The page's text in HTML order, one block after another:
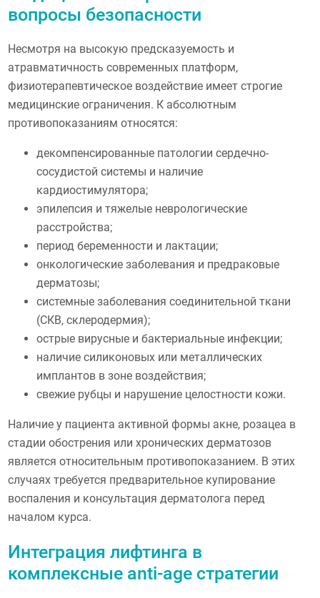
вопросы безопасности
Несмотря на высокую предсказуемость и
атравматичность современных платформ,
физиотерапевтическое воздействие имеет строгие
медицинские ограничения. К абсолютным
противопоказаниям относятся:
декомпенсированные патологии сердечно-
сосудистой системы и наличие
кардиостимулятора;
эпилепсия и тяжелые неврологические
расстройства;
период беременности и лактации;
онкологические заболевания и предраковые
дерматозы;
системные заболевания соединительной ткани
(СКВ, склеродермия);
острые вирусные и бактериальные инфекции;
наличие силиконовых или металлических
имплантов в зоне воздействия;
свежие рубцы и нарушение целостности кожи.
Наличие у пациента активной формы акне, розацеа в
стадии обострения или хронических дерматозов
является относительным противопоказанием. В этих
случаях требуется предварительное купирование
воспаления и консультация дерматолога перед
началом курса.
Интеграция лифтинга в
комплексные anti-age стратегии